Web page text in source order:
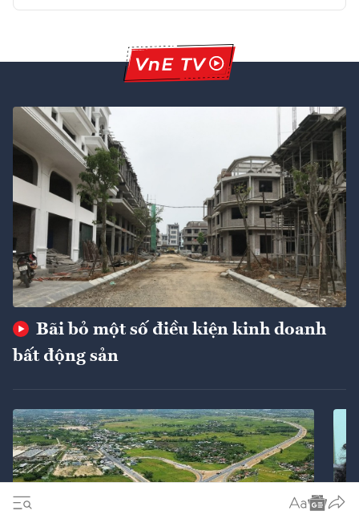
Bãi bỏ một số điều kiện kinh doanh
bất động sản